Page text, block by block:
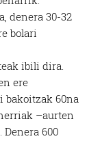
denera 30-32
bolari
ibili dira.
ere
bakoitzak 60na
–aurten
Denera 600